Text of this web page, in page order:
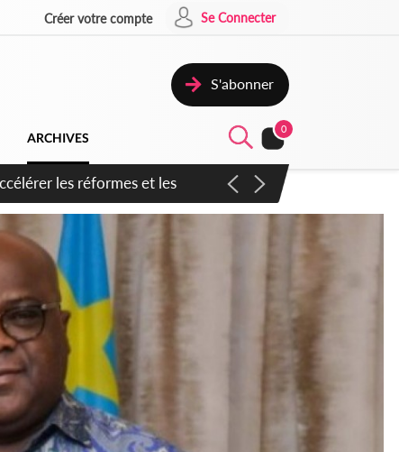
Créer votre compte Se Connecter
S'abonner
ARCHIVES
0
inspirer pour accélérer le